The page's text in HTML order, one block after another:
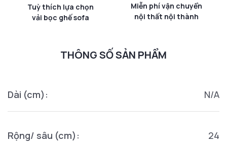
Tuỳ thích lựa chọn
vải bọc ghế sofa
Miễn phí vận chuyển
nội thất nội thành
THÔNG SỐ SẢN PHẨM
Dài (cm): N/A
Rộng/ sâu (cm): 24